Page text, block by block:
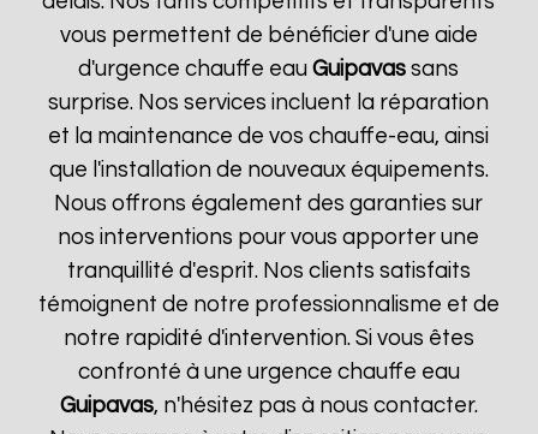
vous permettent de bénéficier d'une aide
d'urgence chauffe eauGuipavas sans
surprise. Nos services incluent la réparation
et la maintenance de vos chauffe-eau, ainsi
que l'installation de nouveaux équipements.
Nous offrons également des garanties sur
nos interventions pour vous apporter une
tranquillité d'esprit. Nos clients satisfaits
témoignent de notre professionnalisme et de
notre rapidité d'intervention. Si vous êtes
confronté à une urgence chauffe eau
Guipavas, n'hésitez pas à nous contacter.